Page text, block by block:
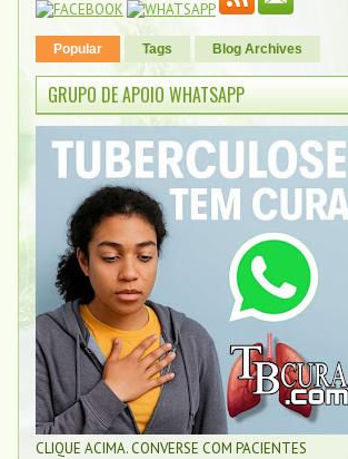
Popular Tags Blog Archives
GRUPO DE APOIO WHATSAPP
CLIQUE ACIMA. CONVERSE COM PACIENTES